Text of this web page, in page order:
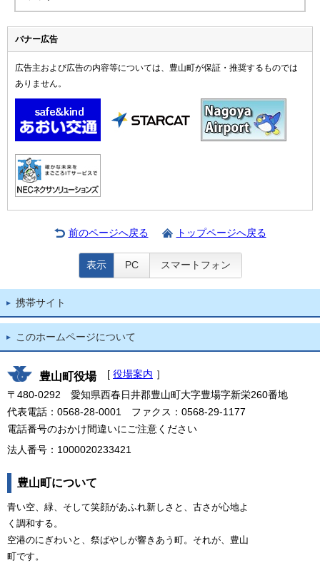
バナー広告
広告主および広告の内容等については、豊山町が保証・推奨するものでは
ありません。
前のページへ戻る トップページへ戻る
表示 PC スマートフォン
携帯サイト
このホームページについて
豊山町役場 [ 役場案内 ］
〒480-0292 愛知県西春日井郡豊山町大字豊場字新栄260番地
代表電話：0568-28-0001 ファクス：0568-29-1177
電話番号のおかけ間違いにご注意ください
法人番号：1000020233421
豊山町について
青い空、緑、そして笑顔があふれ新しさと、古さが心地よ
く調和する。
空港のにぎわいと、祭ばやしが響きあう町。それが、豊山
町です。